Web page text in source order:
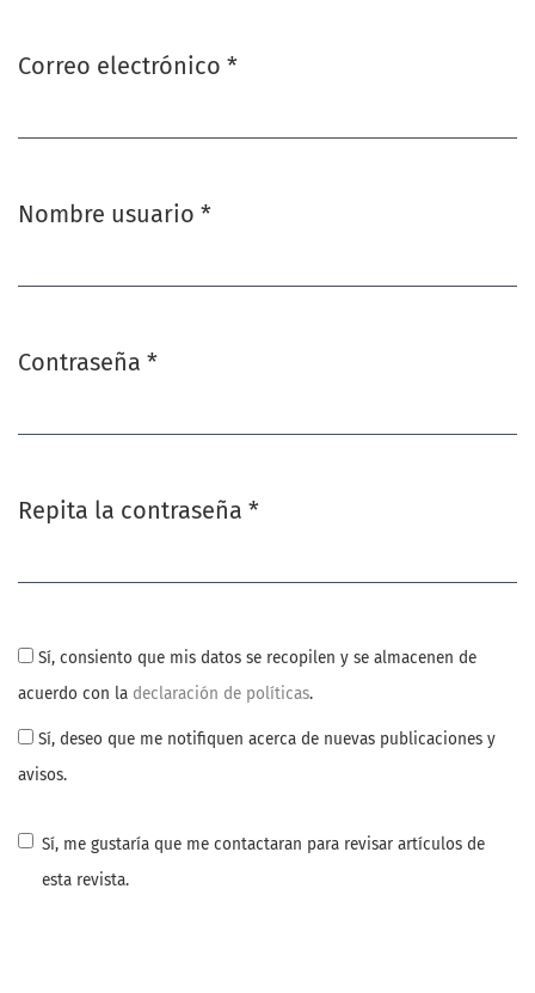
Correo electrónico *
Nombre usuario *
Contraseña *
Repita la contraseña *
acuerdo con la declaración de políticas.
avisos.
Sí, me gustaría que me contactaran para revisar artículos de
esta revista.